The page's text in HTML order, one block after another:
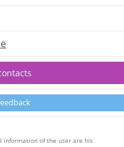
information of the user are his